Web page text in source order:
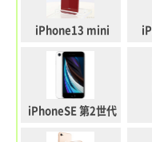
iPhone13 mini
iPhoneSE 第2世代